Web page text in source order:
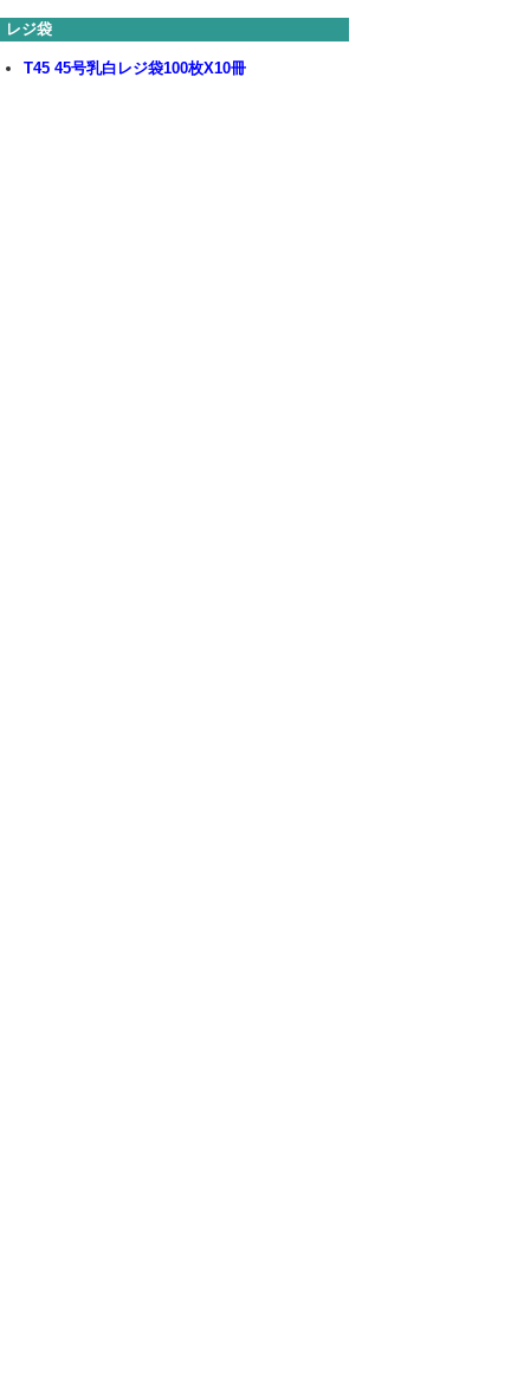
レジ袋
T45 45号乳白レジ袋100枚X10冊